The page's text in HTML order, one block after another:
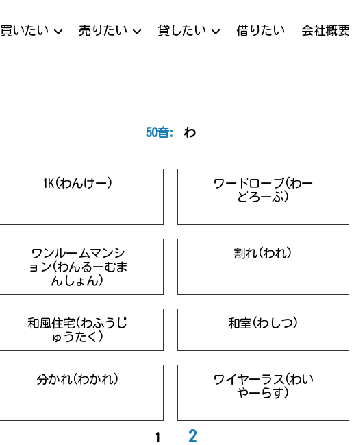
買いたい 売りたい 貸したい 借りたい 会社概要
50音: わ
1K(わんけー)
ワードローブ(わー
どろーぶ)
ワンルームマンシ
ョン(わんるーむま
んしょん)
割れ(われ)
和風住宅(わふうじ
ゅうたく)
和室(わしつ)
分かれ(わかれ)
ワイヤーラス(わい
やーらす)
1 2